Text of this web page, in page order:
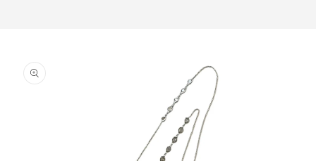
información